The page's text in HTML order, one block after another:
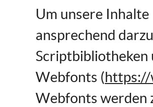
Um unsere
ansprechend
Scriptbibliotheken
Webfonts (https://
Webfonts werden